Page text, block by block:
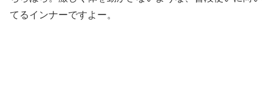
てるインナーですよー。